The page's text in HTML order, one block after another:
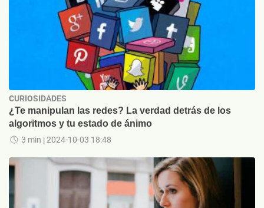
CURIOSIDADES
¿Te manipulan las redes? La verdad detrás de los
algoritmos y tu estado de ánimo
3 min | 2024-10-03 18:48